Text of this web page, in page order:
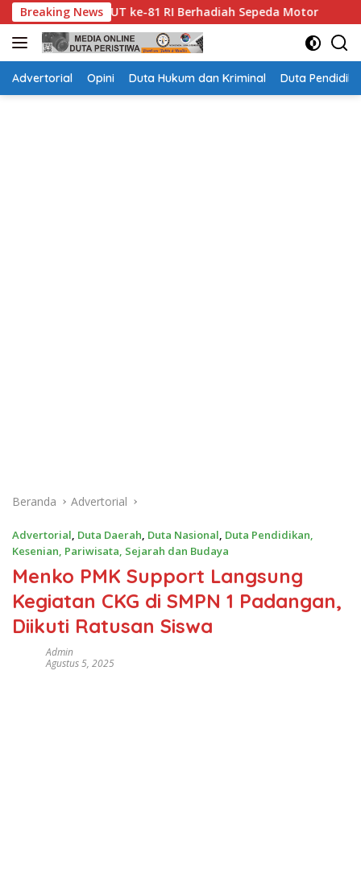
Langsung
ke
konten
Breaking News
Sehat HUT ke-81 RI Berhadiah Sepeda Motor
Advertorial Opini Duta Hukum dan Kriminal Duta
Beranda Advertorial
Advertorial, Duta Daerah, Duta Nasional, Duta Pendidikan,
Kesenian, Pariwisata, Sejarah dan Budaya
Menko PMK Support Langsung
Kegiatan CKG di SMPN 1 Padangan,
Diikuti Ratusan Siswa
Admin
Agustus 5, 2025